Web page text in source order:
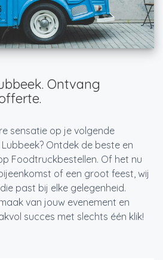
Ontvang
sensatie op je volgende
Ontdek de beste en
Foodtruckbestellen. Of het nu
of een groot feest, wij
past bij elke gelegenheid.
van jouw evenement en
succes met slechts één klik!